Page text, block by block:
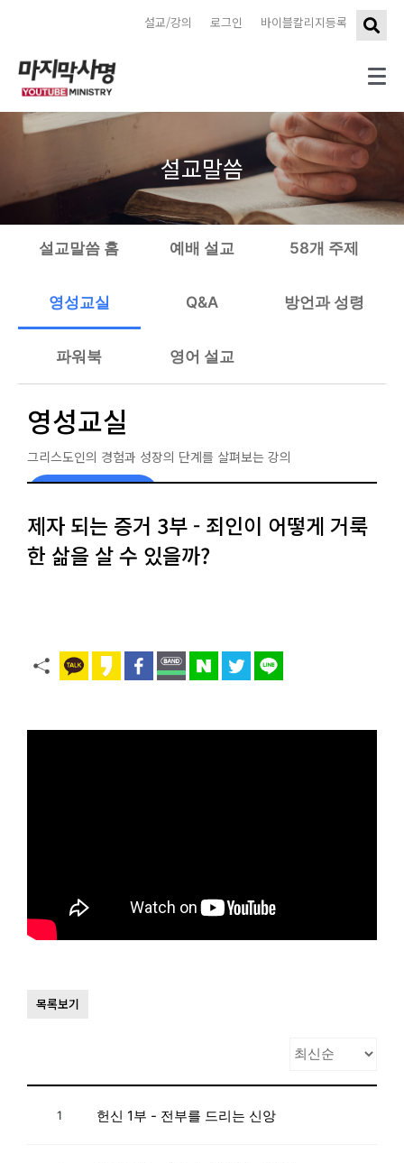
바이블칼리지등록
로그인
설교/강의
설교말씀
설교말씀 홈 예배 설교 58개 주제
영성교실 Q&A 방언과 성령
파워북 영어 설교
영성교실
그리스도인의 경험과 성장의 단계를 살펴보는 강의
제자 되는 증거 3부 - 죄인이 어떻게 거룩
한 삶을 살 수 있을까?
목록보기
1 헌신 1부 - 전부를 드리는 신앙